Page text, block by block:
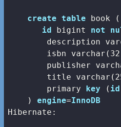
create table book (
id
bigint not
        description
        isbn
varchar ( 32
        publisher
        title
varchar (
        primary
key ( id
    )
engine=InnoDB
Hibernate: